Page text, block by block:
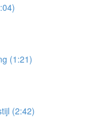
(1:21)
(2:42)